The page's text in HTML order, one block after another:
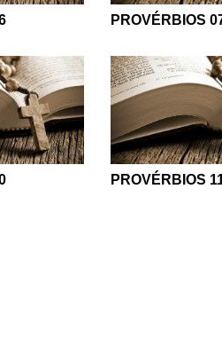
PROVÉRBIOS
PROVÉRBIOS